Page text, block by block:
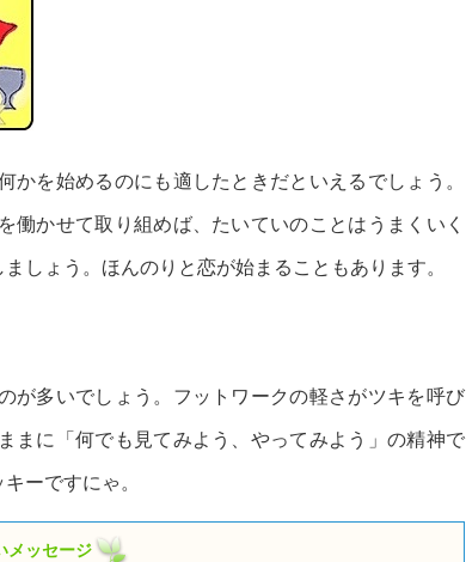
を始めるのにも適したときだといえるでしょう。
かせて取り組めば、たいていのことはうまくいく
しょう。ほんのりと恋が始まることもあります。
多いでしょう。フットワークの軽さがツキを呼び
まに「何でも見てみよう、やってみよう」の精神で
ーですにゃ。
メッセージ